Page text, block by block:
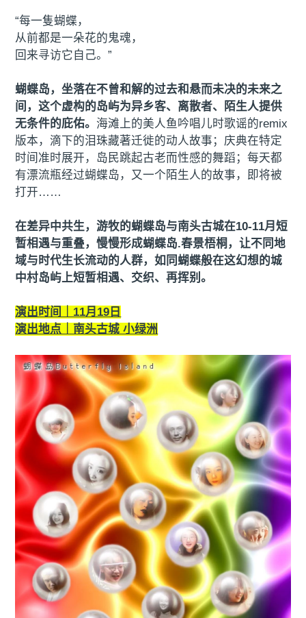
“每一隻蝴蝶，
从前都是一朵花的鬼魂，
回来寻访它自己。”
蝴蝶岛，坐落在不曾和解的过去和悬而未决的未来之
间，这个虚构的岛屿为异乡客、离散者、陌生人提供
无条件的庇佑。 海滩上的美人鱼吟唱儿时歌谣的remix
版本，滴下的泪珠藏著迁徙的动人故事；庆典在特定
时间准时展开，岛民跳起古老而性感的舞蹈；每天都
有漂流瓶经过蝴蝶岛，又一个陌生人的故事，即将被
打开……
在差异中共生，游牧的蝴蝶岛与南头古城在10-11月短
暂相遇与重叠，慢慢形成蝴蝶岛.春景梧桐，让不同地
域与时代生长流动的人群，如同蝴蝶般在这幻想的城
中村岛屿上短暂相遇、交织、再挥别。
演出时间｜11月19日
演出地点｜南头古城 小绿洲